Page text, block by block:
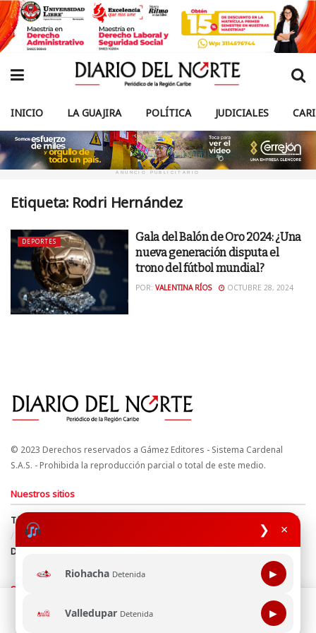
❯ ×
Riohacha Detenida ▶
Valledupar Detenida ▶
INICIO LA GUAJIRA POLÍTICA JUDICIALES
ANUNCIO PUBLICITARIO
Etiqueta: Rodri Hernández
DEPORTES
Gala del Balón de Oro 2024: ¿Una
nueva generación disputa el
trono del fútbol mundial?
POR: VALENTINA RÍOS OCTUBRE 28, 2024
© 2023 Derechos reservados a Gámez Editores - Sistema Cardenal
S.A.S. - Prohibida la reproducción parcial o total de este medio.
Nuestros sitios
Términos y Condiciones
Derechos de Autor y Propiedad Intelectual
Política de uso de cookies
Política de Tratamiento de Datos
Directrices Editoriales
Síguenos
Esta página web usa cookie para mejorar tu experiencia de
navegación, al continuar aceptas nuestra política de uso de